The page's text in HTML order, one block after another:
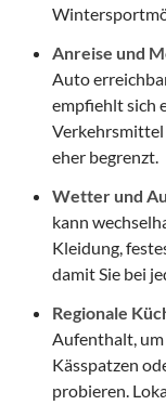
Anreise und
Auto
empfiehlt sich
eher begrenzt.
Wetter und
kann
Kleidung,
damit Sie bei
Regionale
Aufenthalt,
Kässpatzen
probieren.